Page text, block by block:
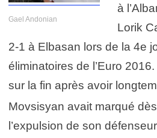
Gael Andonian
à
Lorik
2-1 à Elbasan lors de la 4e
éliminatoires de l’Euro
sur la fin après avoir
Movsisyan avait marqué
l’expulsion de son